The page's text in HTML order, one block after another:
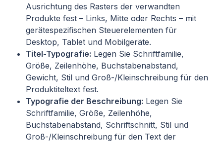
Ausrichtung des Rasters der verwandten
Produkte fest – Links, Mitte oder Rechts – mit
gerätespezifischen Steuerelementen für
Desktop, Tablet und Mobilgeräte.
Titel-Typografie: Legen Sie Schriftfamilie,
Größe, Zeilenhöhe, Buchstabenabstand,
Gewicht, Stil und Groß-/Kleinschreibung für den
Produktiteltext fest.
Typografie der Beschreibung: Legen Sie
Schriftfamilie, Größe, Zeilenhöhe,
Buchstabenabstand, Schriftschnitt, Stil und
Groß-/Kleinschreibung für den Text der